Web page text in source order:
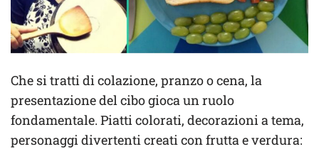
Che si tratti di colazione, pranzo o cena, la
presentazione del cibo gioca un ruolo
fondamentale. Piatti colorati, decorazioni a tema,
personaggi divertenti creati con frutta e verdura: